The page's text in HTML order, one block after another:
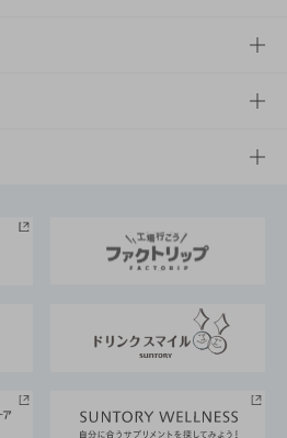
大阪
ステナビリティ経営